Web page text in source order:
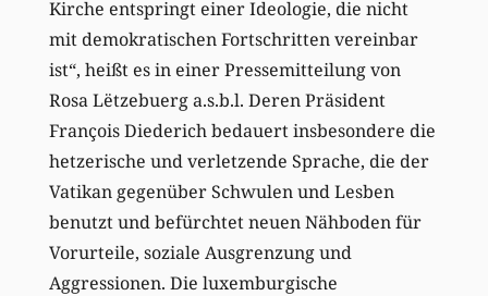
Kirche entspringt einer Ideologie, die nicht
mit demokratischen Fortschritten vereinbar
ist“, heißt es in einer Pressemitteilung von
Rosa Lëtzebuerg a.s.b.l. Deren Präsident
François Diederich bedauert insbesondere die
hetzerische und verletzende Sprache, die der
Vatikan gegenüber Schwulen und Lesben
benutzt und befürchtet neuen Nähboden für
Vorurteile, soziale Ausgrenzung und
Aggressionen. Die luxemburgische